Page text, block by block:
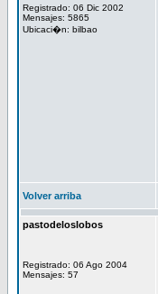
Registrado: 06 Dic 2002
Mensajes: 5865
Ubicaci�n: bilbao
Volver arriba
pastodeloslobos
Registrado: 06 Ago 2004
Mensajes: 57